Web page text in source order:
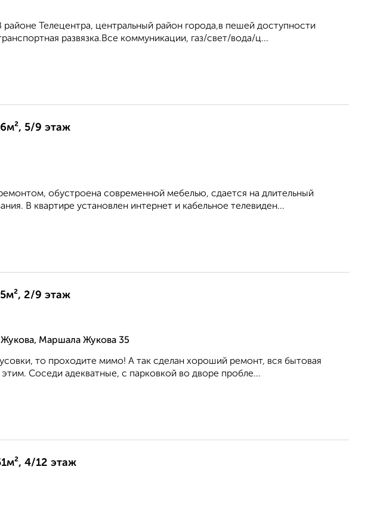
Телецентра, центральный район города,в пешей доступности
развязка.Все коммуникации, газ/свет/вода/ц...
5/9 этаж
обустроена современной мебелью, сдается на длительный
В квартире установлен интернет и кабельное телевиден...
2/9 этаж
Маршала Жукова 35
то проходите мимо! А так сделан хороший ремонт, вся бытовая
Соседи адекватные, с парковкой во дворе пробле...
4/12 этаж